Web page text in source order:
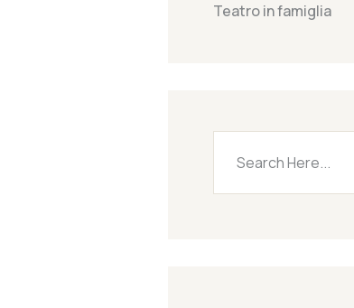
Teatro in famiglia